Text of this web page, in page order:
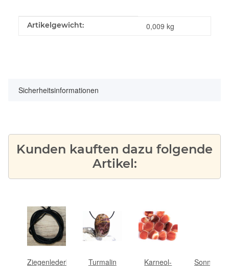
Produkteigenschaft
Wert
Artikelgewicht: 0,009 kg
Sicherheitsinformationen
Kunden kauften dazu folgende
Artikel:
Ziegenlederband
Turmalin
Karneol-